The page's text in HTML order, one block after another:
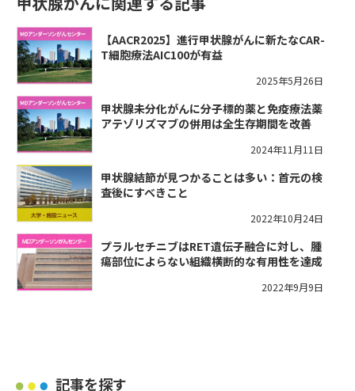
【AACR2025】進行甲状腺がんに新たなCAR-
T細胞療法AIC100が有益
2025年5月26日
甲状腺未分化がんに分子標的薬と免疫療法薬
アテゾリズマブの併用は全生存期間を改善
2024年11月11日
甲状腺結節が見つかることは多い：首元の検
査後にすべきこと
2022年10月24日
プラルセチニブはRET遺伝子融合に対し、腫
瘍部位によらない組織横断的な有用性を達成
2022年9月9日
記事を探す